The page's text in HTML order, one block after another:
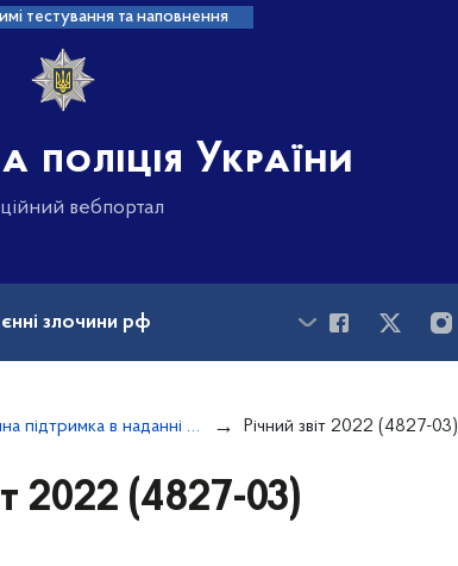
тестування та наповнення
поліція України
вебпортал
злочини рф
Операційна підтримка в наданні стратегічних консультацій щодо реформування сектору цивільної безпеки України Річний звіт 2022 (4827-03)
2022 (4827-03)